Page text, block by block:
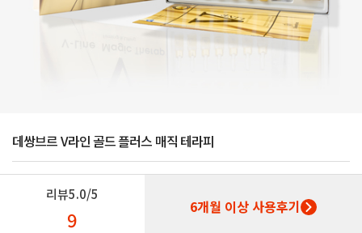
데쌍브르 V라인 골드 플러스 매직 테라피
리뷰5.0/5
9 6개월 이상 사용후기